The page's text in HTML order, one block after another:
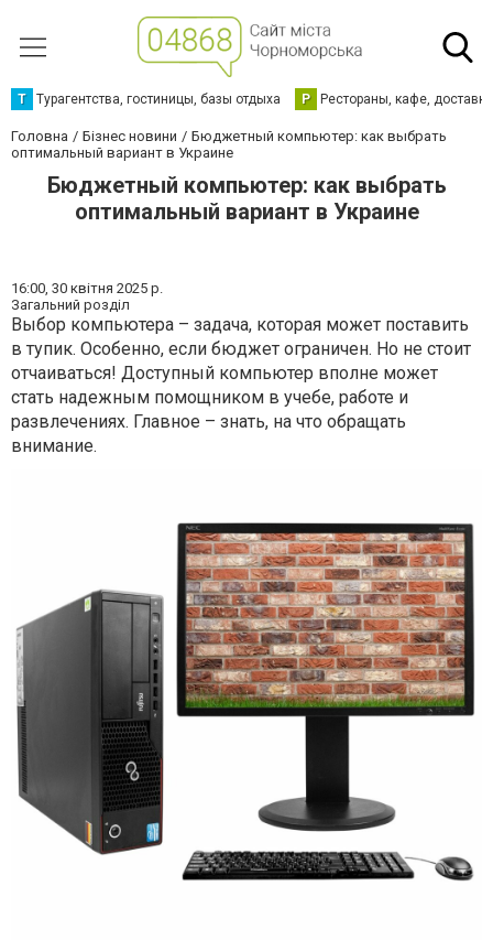
Т Турагентства, гостиницы, базы отдыха Р Рестораны, кафе,
Головна Бізнес новини
Бюджетный компьютер: как выбрать
оптимальный вариант в Украине
Бюджетный компьютер: как выбрать
оптимальный вариант в Украине
16:00, 30 квітня 2025 р.
Загальний розділ
Выбор компьютера – задача, которая может поставить
в тупик. Особенно, если бюджет ограничен. Но не стоит
отчаиваться! Доступный компьютер вполне может
стать надежным помощником в учебе, работе и
развлечениях. Главное – знать, на что обращать
внимание.